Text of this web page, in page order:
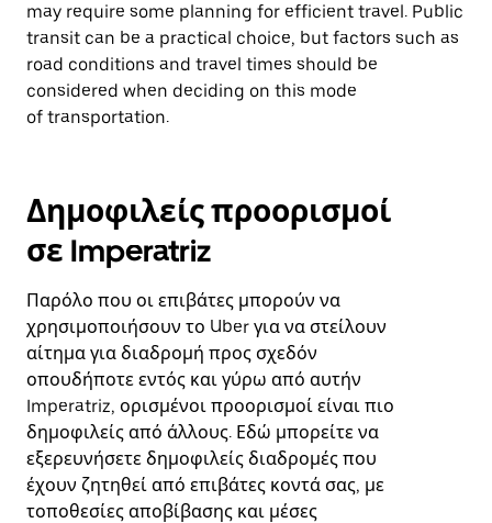
may require some planning for efficient travel. Public
transit can be a practical choice, but factors such as
road conditions and travel times should be
considered when deciding on this mode
of transportation.
Δημοφιλείς προορισμοί
σε Imperatriz
Παρόλο που οι επιβάτες μπορούν να
χρησιμοποιήσουν το Uber για να στείλουν
αίτημα για διαδρομή προς σχεδόν
οπουδήποτε εντός και γύρω από αυτήν
Imperatriz, ορισμένοι προορισμοί είναι πιο
δημοφιλείς από άλλους. Εδώ μπορείτε να
εξερευνήσετε δημοφιλείς διαδρομές που
έχουν ζητηθεί από επιβάτες κοντά σας, με
τοποθεσίες αποβίβασης και μέσες